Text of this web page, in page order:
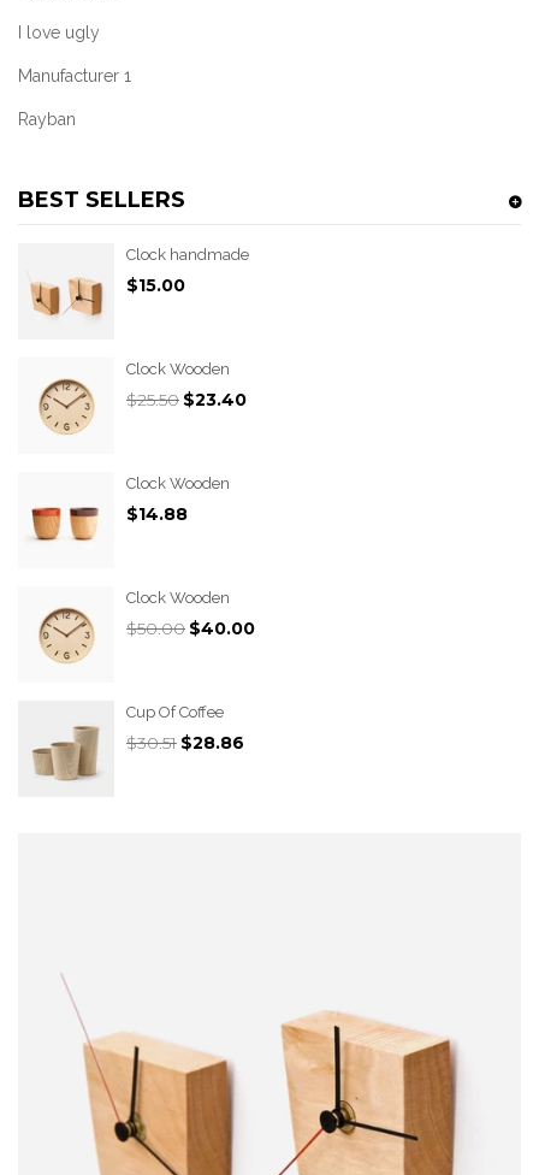
I love ugly
Manufacturer 1
Rayban
BEST SELLERS
Clock handmade
$15.00
Clock Wooden
$25.50 $23.40
Clock Wooden
$14.88
Clock Wooden
$50.00 $40.00
Cup Of Coffee
$30.51 $28.86